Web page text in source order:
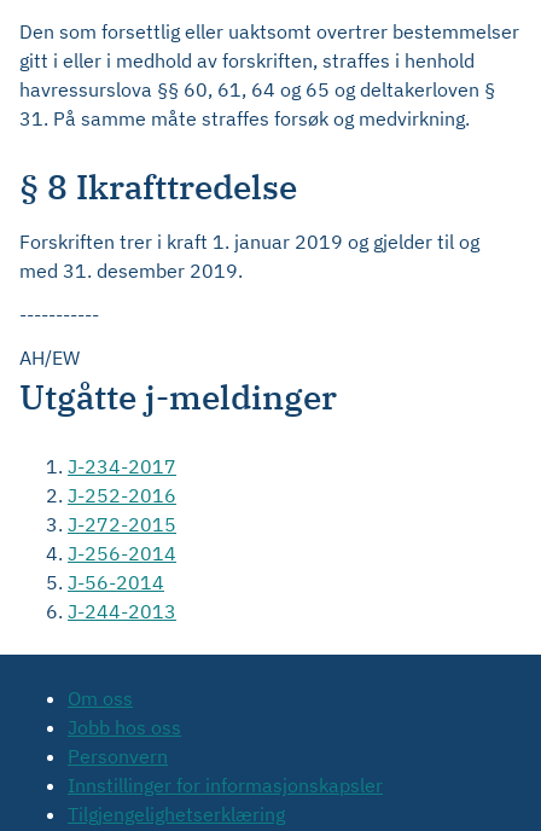
Den som forsettlig eller uaktsomt overtrer bestemmelser
gitt i eller i medhold av forskriften, straffes i henhold
havressurslova §§ 60, 61, 64 og 65 og deltakerloven §
31. På samme måte straffes forsøk og medvirkning.
§ 8 Ikrafttredelse
Forskriften trer i kraft 1. januar 2019 og gjelder til og
med 31. desember 2019.
-----------
AH/EW
Utgåtte j-meldinger
J-234-2017
J-252-2016
J-272-2015
J-256-2014
J-56-2014
J-244-2013
Om oss
Jobb hos oss
Personvern
Innstillinger for informasjonskapsler
Tilgjengelighetserklæring